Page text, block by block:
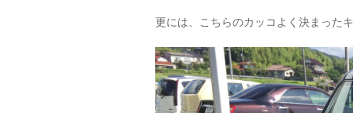
更には、こちらのカッコよく決まった